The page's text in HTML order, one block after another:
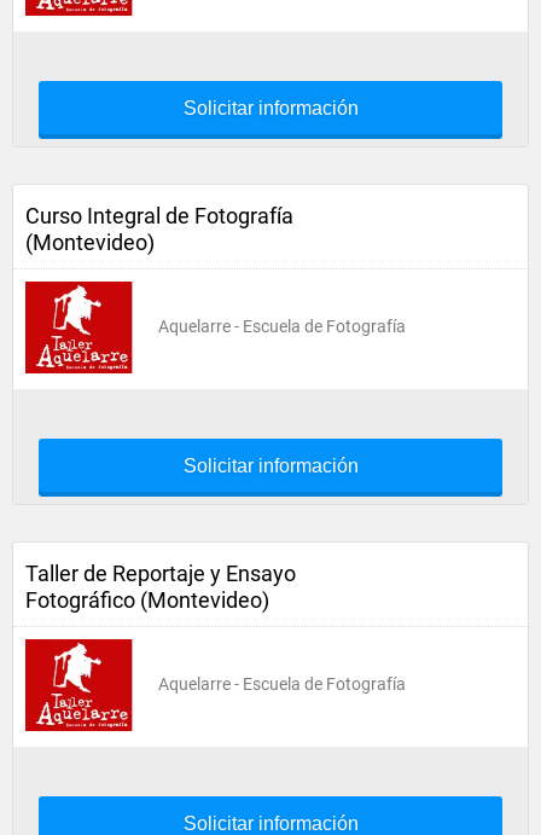
Solicitar información
Curso Integral de Fotografía
(Montevideo)
Aquelarre - Escuela de Fotografía
Solicitar información
Taller de Reportaje y Ensayo
Fotográfico (Montevideo)
Aquelarre - Escuela de Fotografía
Solicitar información